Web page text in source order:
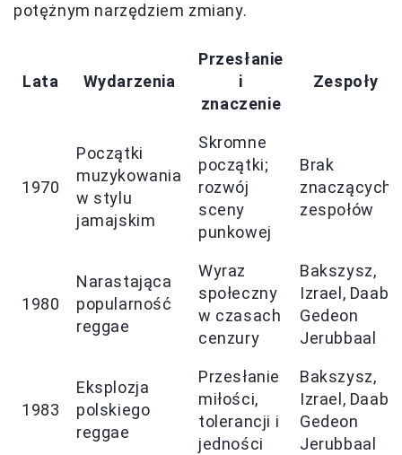
potężnym narzędziem zmiany.
Lata Wydarzenia
Przesłanie
i
znaczenie
Zespoły
1970
Początki
muzykowania
w stylu
jamajskim
Skromne
początki;
rozwój
sceny
punkowej
Brak
znaczących
zespołów
1980
Narastająca
popularność
reggae
Wyraz
społeczny
w czasach
cenzury
Bakszysz,
Izrael, Daab,
Gedeon
Jerubbaal
1983
Eksplozja
polskiego
reggae
Przesłanie
miłości,
tolerancji i
jedności
Bakszysz,
Izrael, Daab,
Gedeon
Jerubbaal